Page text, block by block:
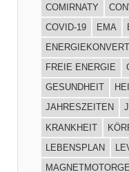
COMIRNATY
COVID-19
EMA
FREIE ENERGIE
GESUNDHEIT
JAHRESZEITEN
KRANKHEIT
LEBENSPLAN